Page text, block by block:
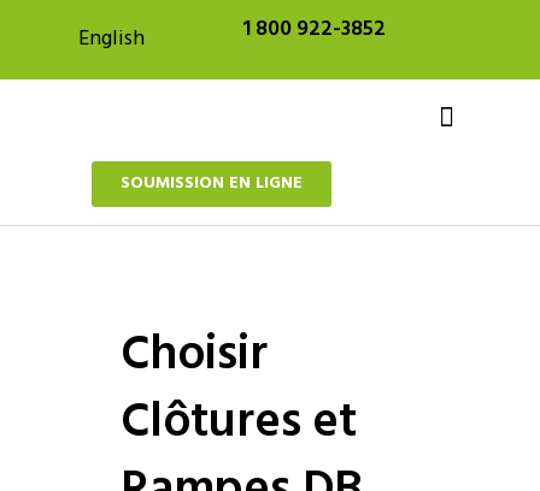
contenu
English 1 800 922-3852
SOUMISSION EN LIGNE
Choisir
Clôtures et